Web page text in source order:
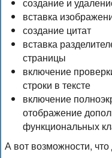
создание и
вставка
создание цитат
вставка
страницы
включение
строки в тексте
включение
отображение
функциональных
А вот возможности,